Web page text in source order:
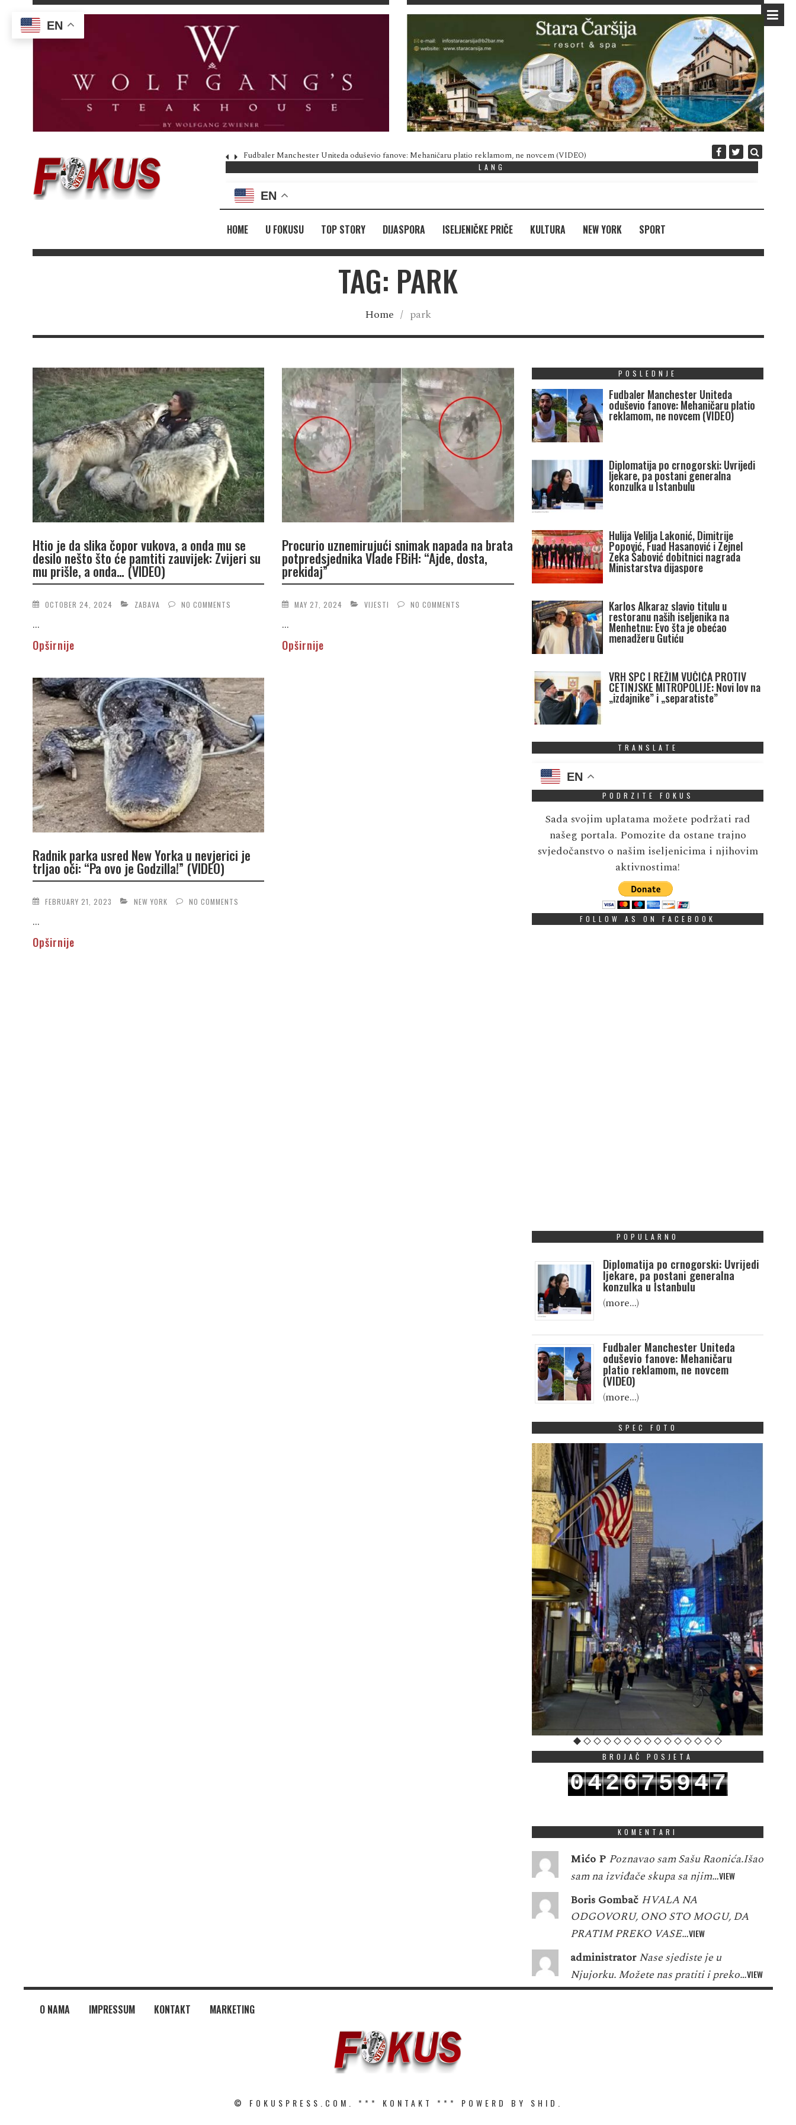
Fudbaler Manchester Uniteda oduševio fanove: Mehaničaru platio reklamom, ne novcem (VIDEO) Diplomatija po
LANG
EN
HOME U FOKUSU TOP STORY DIJASPORA ISELJENIČKE PRIČE KULTURA NEW YORK SPORT
TAG: PARK
Home / park
Htio je da slika čopor vukova, a onda mu se
desilo nešto što će pamtiti zauvijek: Zvijeri su
mu prišle, a onda… (VIDEO)
OCTOBER 24, 2024 ZABAVA NO COMMENTS
...
Opširnije
Procurio uznemirujući snimak napada na brata
potpredsjednika Vlade FBiH: “Ajde, dosta,
prekidaj”
MAY 27, 2024 VIJESTI NO COMMENTS
...
Opširnije
Radnik parka usred New Yorka u nevjerici je
trljao oči: “Pa ovo je Godzilla!” (VIDEO)
FEBRUARY 21, 2023 NEW YORK NO COMMENTS
...
Opširnije
POSLEDNJE
Fudbaler Manchester Uniteda
oduševio fanove: Mehaničaru platio
reklamom, ne novcem (VIDEO)
Diplomatija po crnogorski: Uvrijedi
ljekare, pa postani generalna
konzulka u Istanbulu
Hulija Velilja Lakonić, Dimitrije
Popović, Fuad Hasanović i Zejnel
Zeka Šabović dobitnici nagrada
Ministarstva dijaspore
Karlos Alkaraz slavio titulu u
restoranu naših iseljenika na
Menhetnu: Evo šta je obećao
menadžeru Gutiću
VRH SPC I REŽIM VUČIĆA PROTIV
CETINJSKE MITROPOLIJE: Novi lov na
„izdajnike” i „separatiste”
TRANSLATE
EN
PODRZITE FOKUS
Sada svojim uplatama možete podržati rad
našeg portala. Pomozite da ostane trajno
svjedočanstvo o našim iseljenicima i njihovim
aktivnostima!
FOLLOW AS ON FACEBOOK
POPULARNO
Diplomatija po crnogorski: Uvrijedi
ljekare, pa postani generalna
konzulka u Istanbulu
(more…)
Fudbaler Manchester Uniteda
oduševio fanove: Mehaničaru
platio reklamom, ne novcem
(VIDEO)
(more…)
SPEC FOTO
BROJAČ POSJETA
042675947
KOMENTARI
Mićo P Poznavao sam Sašu Raonića.Išao
sam na izviđače skupa sa njim…VIEW
Boris Gombač HVALA NA
ODGOVORU, ONO STO MOGU, DA
PRATIM PREKO VASE…VIEW
administrator Nase sjediste je u
Njujorku. Možete nas pratiti i preko…VIEW
O NAMA IMPRESSUM KONTAKT MARKETING
© FOKUSPRESS.COM. *** KONTAKT *** POWERD BY SHID.
EN